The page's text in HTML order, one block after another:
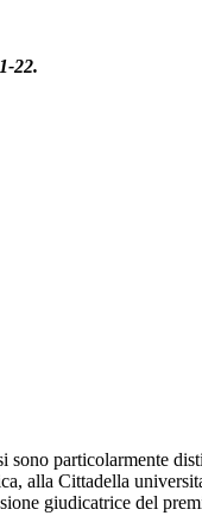
22.
sono particolarmente
alla Cittadella
giudicatrice del